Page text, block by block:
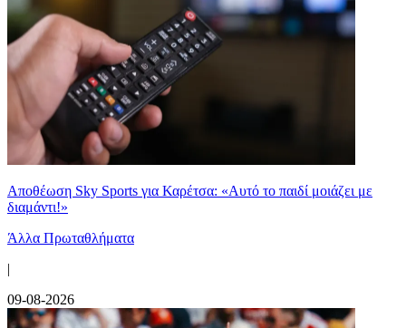
Αποθέωση Sky Sports για Καρέτσα: «Αυτό το παιδί μοιάζει με
διαμάντι!»
Άλλα Πρωταθλήματα
|
09-08-2026